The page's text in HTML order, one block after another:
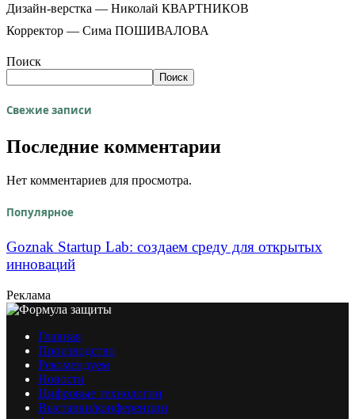
Дизайн-верстка — Николай КВАРТНИКОВ
Корректор — Сима ПОШИВАЛОВА
Поиск
Поиск
Свежие записи
Последние комментарии
Нет комментариев для просмотра.
Популярное
Goznak Startup Lab: создаем среду для открытых
инноваций
Реклама
Главная
Производство
Рекомендуем
Новости
Цифровые технологии
Выставки/конференции